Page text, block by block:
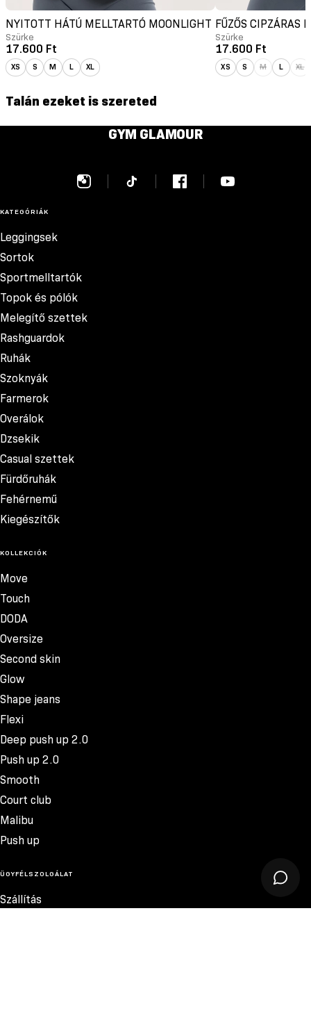
NYITOTT HÁTÚ MELLTARTÓ MOONLIGHT
Szürke
17.600 Ft
XS S M L XL
FŰZŐS CIPZÁRAS
Szürke
17.600 Ft
XS S M L XL
Talán ezeket is szereted
GYM GLAMOUR
KATEGÓRIÁK
Leggingsek
Sortok
Sportmelltartók
Topok és pólók
Melegítő szettek
Rashguardok
Ruhák
Szoknyák
Farmerok
Overálok
Dzsekik
Casual szettek
Fürdőruhák
Fehérnemű
Kiegészítők
KOLLEKCIÓK
Move
Touch
DODA
Oversize
Second skin
Glow
Shape jeans
Flexi
Deep push up 2.0
Push up 2.0
Smooth
Court club
Malibu
Push up
ÜGYFÉLSZOLGÁLAT
Szállítás